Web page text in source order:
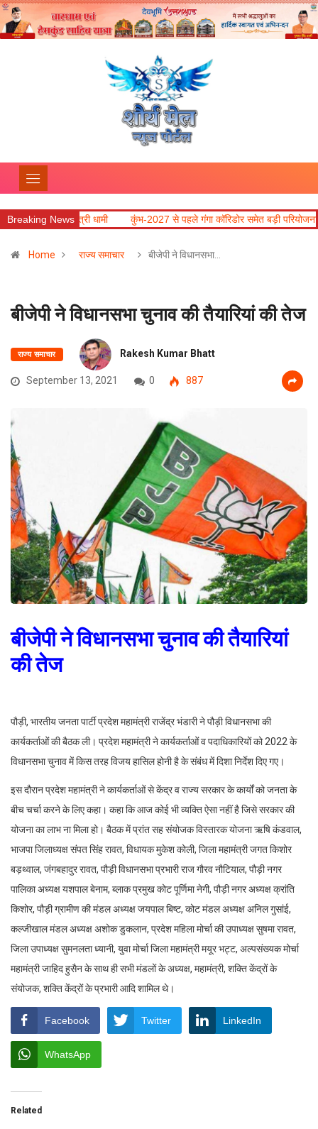
Breaking News
मुख्यमंत्री धामी कुंभ-2027 से पहले गंगा कॉरिडोर समेत बड़ी परियोजनाओं में तेजी
Home राज्य समाचार बीजेपी ने विधानसभा…
बीजेपी ने विधानसभा चुनाव की तैयारियां की तेज
राज्य समाचार Rakesh Kumar Bhatt
September 13, 2021 0 887
बीजेपी ने विधानसभा चुनाव की तैयारियां
की तेज
पौड़ी, भारतीय जनता पार्टी प्रदेश महामंत्री राजेंद्र भंडारी ने पौड़ी विधानसभा की
कार्यकर्ताओं की बैठक ली। प्रदेश महामंत्री ने कार्यकर्ताओं व पदाधिकारियों को 2022 के
विधानसभा चुनाव में किस तरह विजय हासिल होनी है के संबंध में दिशा निर्देश दिए गए।
इस दौरान प्रदेश महामंत्री ने कार्यकर्ताओं से केंद्र व राज्य सरकार के कार्यों को जनता के
बीच चर्चा करने के लिए कहा। कहा कि आज कोई भी व्यक्ति ऐसा नहीं है जिसे सरकार की
योजना का लाभ ना मिला हो। बैठक में प्रांत सह संयोजक विस्तारक योजना ऋषि कंडवाल,
भाजपा जिलाध्यक्ष संपत सिंह रावत, विधायक मुकेश कोली, जिला महामंत्री जगत किशोर
बड़थ्वाल, जंगबहादुर रावत, पौड़ी विधानसभा प्रभारी राज गौरव नौटियाल, पौड़ी नगर
पालिका अध्यक्ष यशपाल बेनाम, ब्लाक प्रमुख कोट पूर्णिमा नेगी, पौड़ी नगर अध्यक्ष क्रांति
किशोर, पौड़ी ग्रामीण की मंडल अध्यक्ष जयपाल बिष्ट, कोट मंडल अध्यक्ष अनिल गुसांई,
कल्जीखाल मंडल अध्यक्ष अशोक डुकलान, प्रदेश महिला मोर्चा की उपाध्यक्ष सुषमा रावत,
जिला उपाध्यक्ष सुमनलता ध्यानी, युवा मोर्चा जिला महामंत्री मयूर भट्ट, अल्पसंख्यक मोर्चा
महामंत्री जाहिद हुसैन के साथ ही सभी मंडलों के अध्यक्ष, महामंत्री, शक्ति केंद्रों के
संयोजक, शक्ति केंद्रों के प्रभारी आदि शामिल थे।
Facebook Twitter LinkedIn
WhatsApp
Related